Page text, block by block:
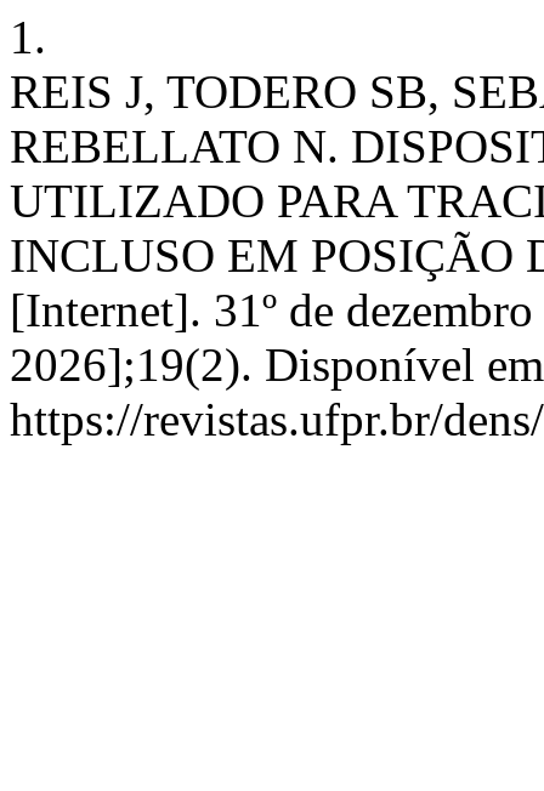
1.
REIS J, TODERO SB,
REBELLATO N.
UTILIZADO PARA
INCLUSO EM POSIÇÃO
[Internet]. 31º de
2026];19(2). Disponível
https://revistas.ufpr.br/